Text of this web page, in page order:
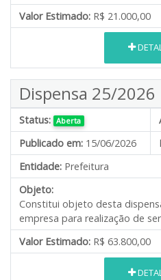
Valor Estimado: R$ 21.000,00
Dispensa 25/2026
Status: Aberta
Publicado em: 15/06/2026
Entidade: Prefeitura
Objeto:
Constitui objeto desta
empresa para realização de
Valor Estimado: R$ 63.800,00